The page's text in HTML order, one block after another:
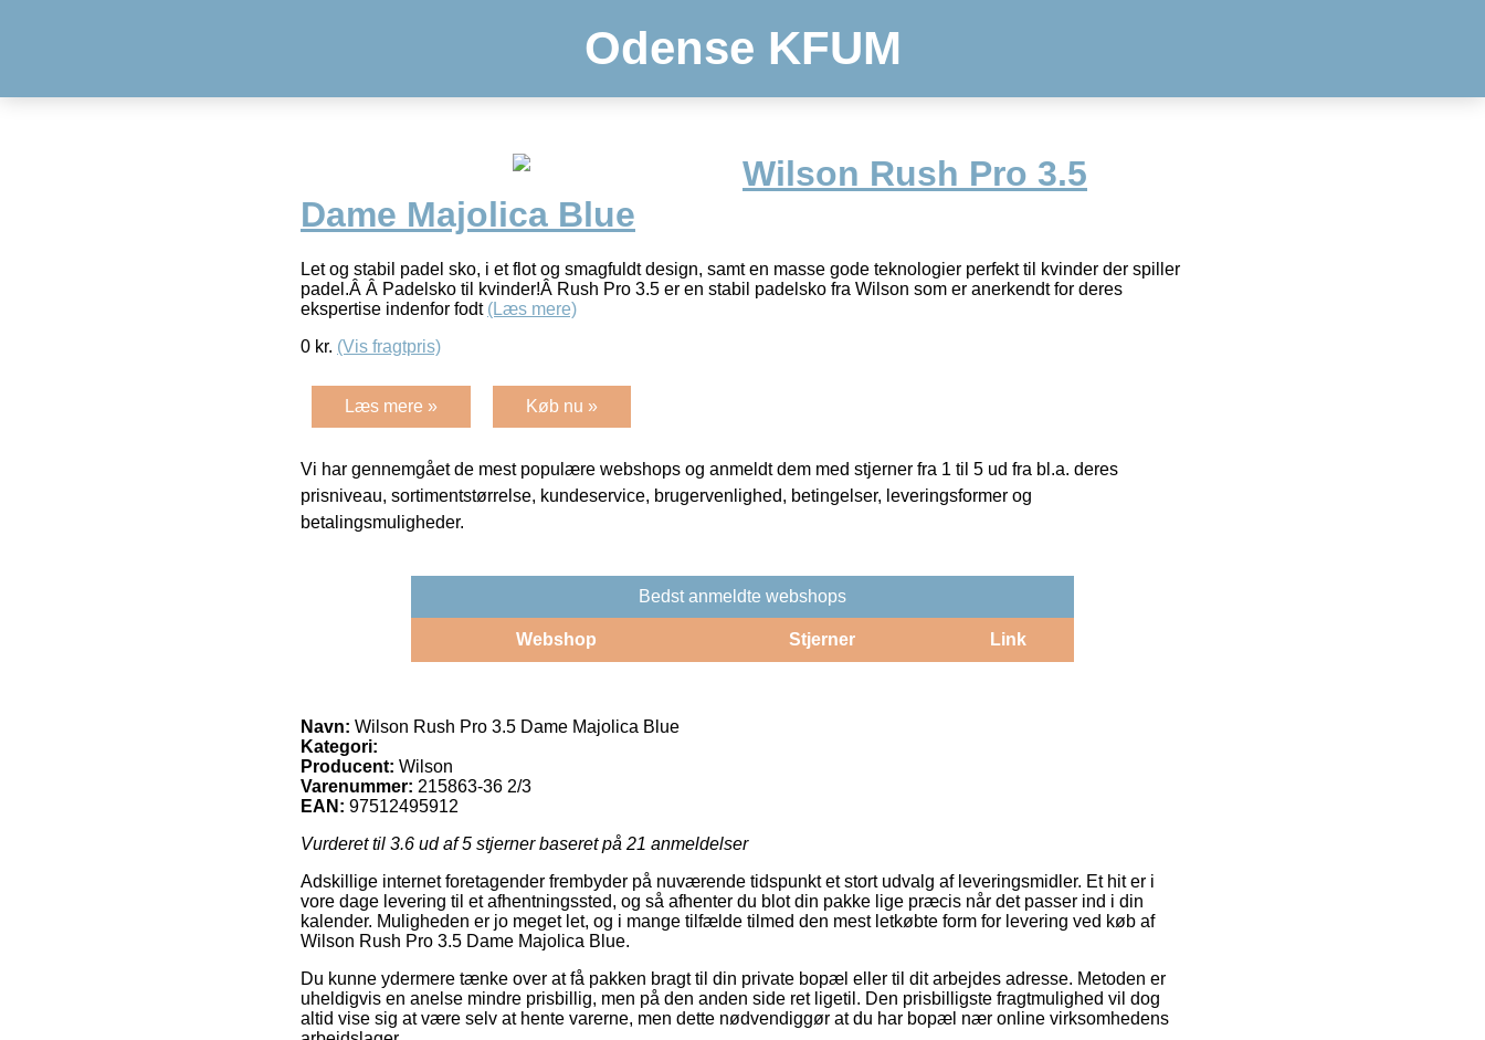
Odense KFUM
Wilson Rush Pro 3.5
Dame Majolica Blue
Let og stabil padel sko, i et flot og smagfuldt design, samt en masse gode teknologier perfekt til kvinder der spiller
padel.Â Â Padelsko til kvinder!Â Rush Pro 3.5 er en stabil padelsko fra Wilson som er anerkendt for deres
ekspertise indenfor fodt (Læs mere)
0 kr. (Vis fragtpris)
Læs mere » Køb nu »
Vi har gennemgået de mest populære webshops og anmeldt dem med stjerner fra 1 til 5 ud fra bl.a. deres
prisniveau, sortimentstørrelse, kundeservice, brugervenlighed, betingelser, leveringsformer og
betalingsmuligheder.
Bedst anmeldte webshops
Webshop Stjerner Link
Navn: Wilson Rush Pro 3.5 Dame Majolica Blue
Kategori:
Producent: Wilson
Varenummer: 215863-36 2/3
EAN: 97512495912
Vurderet til 3.6 ud af 5 stjerner baseret på 21 anmeldelser
Adskillige internet foretagender frembyder på nuværende tidspunkt et stort udvalg af leveringsmidler. Et hit er i
vore dage levering til et afhentningssted, og så afhenter du blot din pakke lige præcis når det passer ind i din
kalender. Muligheden er jo meget let, og i mange tilfælde tilmed den mest letkøbte form for levering ved køb af
Wilson Rush Pro 3.5 Dame Majolica Blue.
Du kunne ydermere tænke over at få pakken bragt til din private bopæl eller til dit arbejdes adresse. Metoden er
uheldigvis en anelse mindre prisbillig, men på den anden side ret ligetil. Den prisbilligste fragtmulighed vil dog
altid vise sig at være selv at hente varerne, men dette nødvendiggør at du har bopæl nær online virksomhedens